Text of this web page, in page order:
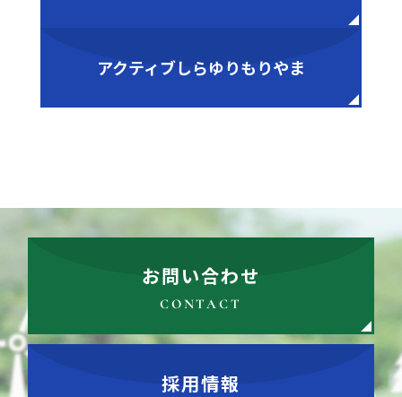
アクティブしらゆりもりやま
お問い合わせ
CONTACT
採用情報